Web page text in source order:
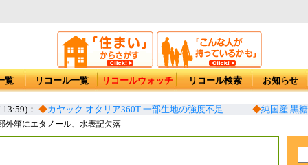
覧 リコール一覧 リコールウォッチ リコール検索 お知らせ
： ◆カヤック オタリア360T 一部生地の強度不足 ◆純国産 黒糖
外箱にエタノール、水表記欠落